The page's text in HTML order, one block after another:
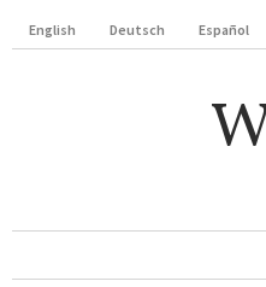
English Deutsch Español